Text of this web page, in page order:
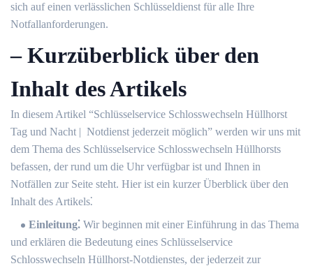
sich auf einen verlässlichen Schlüsseldienst für alle Ihre
Notfallanforderungen.
– Kurzüberblick über den
Inhalt des Artikels
In diesem Artikel “Schlüsselservice Schlosswechseln Hüllhorst
Tag und Nacht | ️ Notdienst jederzeit möglich” werden wir uns mit
dem Thema des Schlüsselservice Schlosswechseln Hüllhorsts
befassen, der rund um die Uhr verfügbar ist und Ihnen in
Notfällen zur Seite steht.​ Hier ist ein kurzer Überblick über den
Inhalt des Artikels⁚
Einleitung⁚ Wir beginnen mit einer Einführung in das Thema
und erklären die Bedeutung eines Schlüsselservice
Schlosswechseln Hüllhorst-Notdienstes, der jederzeit zur